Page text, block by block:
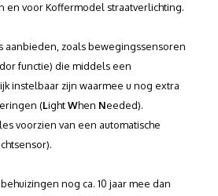
lichtmasten met voetplaat
en voor Koffermodel straatverlichting.
aanbieden, zoals bewegingssensoren
functie) die middels een
instelbaar zijn waarmee u nog extra
(LightWhen Needed).
voorzien van een automatische
nog ca. 10 jaar mee dan